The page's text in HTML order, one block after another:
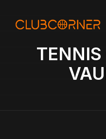
TENNIS